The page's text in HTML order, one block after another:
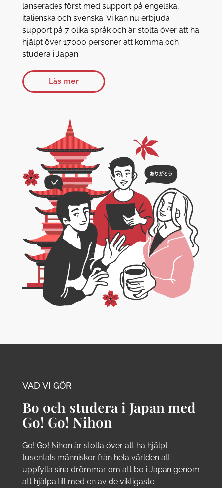
lanserades först med support på engelska,
italienska och svenska. Vi kan nu erbjuda
support på 7 olika språk och är stolta över att ha
hjälpt över 17000 personer att komma och
studera i Japan.
Läs mer
VAD VI GÖR
Bo och studera i Japan med
Go! Go! Nihon
Go! Go! Nihon är stolta över att ha hjälpt
tusentals människor från hela världen att
uppfylla sina drömmar om att bo i Japan genom
att hjälpa till med en av de viktigaste